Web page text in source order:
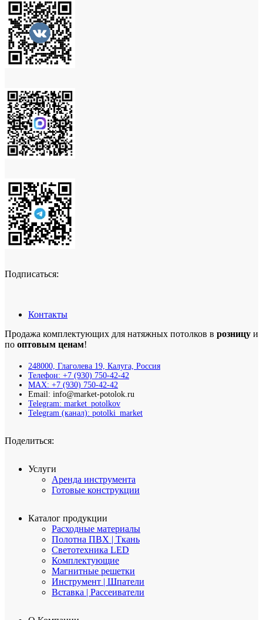
Подписаться:
Контакты
Продажа комплектующих для натяжных потолков в розницу и
по оптовым ценам!
248000, Глаголева 19, Калуга, Россия
Телефон: +7 (930) 750-42-42
MAX: +7 (930) 750-42-42
Email: info@market-potolok.ru
Telegram: market_potolkov
Telegram (канал): potolki_market
Поделиться:
Услуги
Аренда инструмента
Готовые конструкции
Каталог продукции
Расходные материалы
Полотна ПВХ | Ткань
Светотехника LED
Комплектующие
Магнитные решетки
Инструмент | Шпатели
Вставка | Рассеиватели